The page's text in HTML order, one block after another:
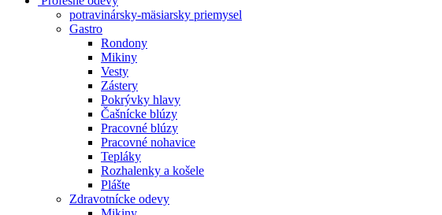
potravinársky-mäsiarsky priemysel
Gastro
Rondony
Mikiny
Vesty
Zástery
Pokrývky hlavy
Čašnícke blúzy
Pracovné blúzy
Pracovné nohavice
Tepláky
Rozhalenky a košele
Plášte
Zdravotnícke odevy